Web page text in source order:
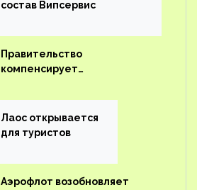
состав Випсервис
Правительство
компенсирует
вывоз россиян из-за рубежа
Лаос открывается
для туристов
Аэрофлот возобновляет